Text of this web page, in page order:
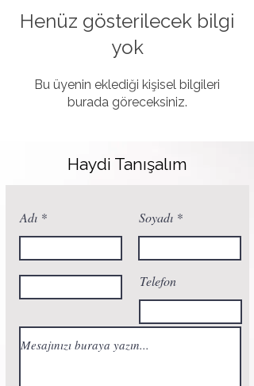
Henüz gösterilecek bilgi
yok
Bu üyenin eklediği kişisel bilgileri
burada göreceksiniz.
Haydi Tanışalım
Adı Soyadı
Telefon